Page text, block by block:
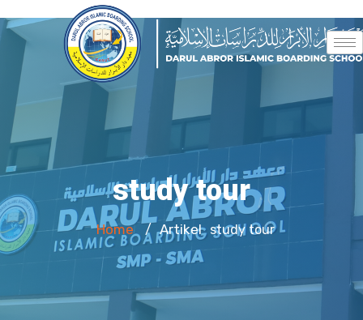
study tour
Home / Artikel study tour